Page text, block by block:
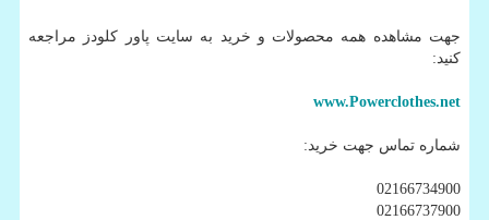
جهت مشاهده همه محصولات و خرید به سایت پاور کلودز مراجعه
کنید:
www.Powerclothes.net
شماره تماس جهت خرید:
02166734900
02166737900